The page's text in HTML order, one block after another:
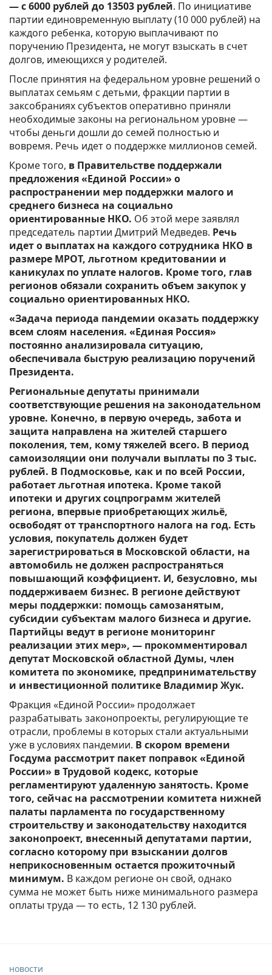
— с 6000 рублей до 13503 рублей. По инициативе
партии единовременную выплату (10 000 рублей) на
каждого ребенка, которую выплачивают по
поручению Президента, не могут взыскать в счет
долгов, имеющихся у родителей.
После принятия на федеральном уровне решений о
выплатах семьям с детьми, фракции партии в
заксобраниях субъектов оперативно приняли
необходимые законы на региональном уровне —
чтобы деньги дошли до семей полностью и
вовремя. Речь идет о поддержке миллионов семей.
Кроме того, в Правительстве поддержали
предложения «Единой России» о
распространении мер поддержки малого и
среднего бизнеса на социально
ориентированные НКО. Об этой мере заявлял
председатель партии Дмитрий Медведев. Речь
идет о выплатах на каждого сотрудника НКО в
размере МРОТ, льготном кредитовании и
каникулах по уплате налогов. Кроме того, глав
регионов обязали сохранить объем закупок у
социально ориентированных НКО.
«Задача периода пандемии оказать поддержку
всем слоям населения. «Единая Россия»
постоянно анализировала ситуацию,
обеспечивала быструю реализацию поручений
Президента.
Региональные депутаты принимали
соответствующие решения на законодательном
уровне. Конечно, в первую очередь, забота и
защита направлена на жителей старшего
поколения, тем, кому тяжелей всего. В период
самоизоляции они получали выплаты по 3 тыс.
рублей. В Подмосковье, как и по всей России,
работает льготная ипотека. Кроме такой
ипотеки и других соцпрограмм жителей
региона, впервые приобретающих жильё,
освободят от транспортного налога на год. Есть
условия, покупатель должен будет
зарегистрироваться в Московской области, на
автомобиль не должен распространяться
повышающий коэффициент. И, безусловно, мы
поддерживаем бизнес. В регионе действуют
меры поддержки: помощь самозанятым,
субсидии субъектам малого бизнеса и другие.
Партийцы ведут в регионе мониторинг
реализации этих мер», — прокомментировал
депутат Московской областной Думы, член
комитета по экономике, предпринимательству
и инвестиционной политике Владимир Жук.
Фракция «Единой России» продолжает
разрабатывать законопроекты, регулирующие те
отрасли, проблемы в которых стали актуальными
уже в условиях пандемии. В скором времени
Госдума рассмотрит пакет поправок «Единой
России» в Трудовой кодекс, которые
регламентируют удаленную занятость. Кроме
того, сейчас на рассмотрении комитета нижней
палаты парламента по государственному
строительству и законодательству находится
законопроект, внесенный депутатами партии,
согласно которому при взыскании долгов
неприкосновенным остается прожиточный
минимум. В каждом регионе он свой, однако
сумма не может быть ниже минимального размера
оплаты труда — то есть, 12 130 рублей.
новости